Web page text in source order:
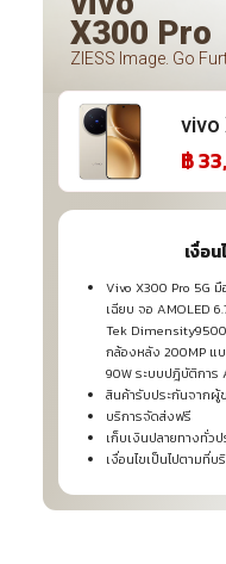
X300 Pro
ZIESS Image. Go
vivo
฿
เงื่อ
Vivo X300 Pro 5G
เฉียบ จอ AMOLED
Tek
กล้องหลัง 200MP แ
90W ระบบปฎิบัติการ
สินค้ารับประกันจากผู้
บริการจัดส่งฟรี
เก็บเงินปลายทางทั่วป
เงื่อนไขเป็นไปตามที่